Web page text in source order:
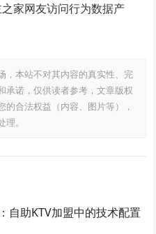
家网友访问行为数据产
，本站不对其内容的真实性、完
承诺，仅供读者参考，文章版权
合法权益（内容、图片等），
。
自助KTV加盟中的技术配置